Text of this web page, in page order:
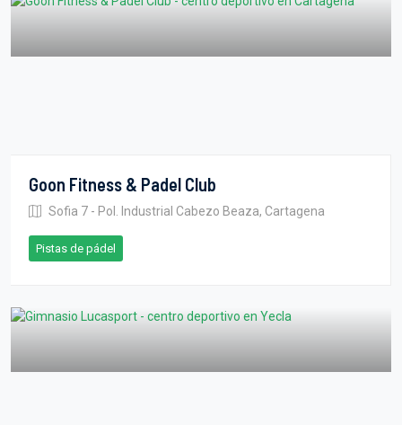
Goon Fitness & Padel Club
Sofia 7 - Pol. Industrial Cabezo Beaza, Cartagena
Pistas de pádel